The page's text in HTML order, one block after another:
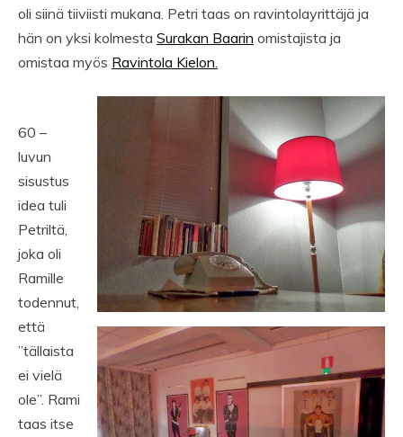
oli siinä tiiviisti mukana. Petri taas on ravintolayrittäjä ja
hän on yksi kolmesta Surakan Baarin omistajista ja
omistaa myös Ravintola Kielon.
60 –
luvun
sisustus
idea tuli
Petriltä,
joka oli
Ramille
todennut,
että
”tällaista
ei vielä
ole”. Rami
taas itse